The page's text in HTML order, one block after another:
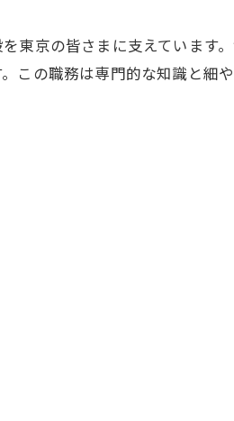
京の皆さまに支えています
この職務は専門的な知識と細